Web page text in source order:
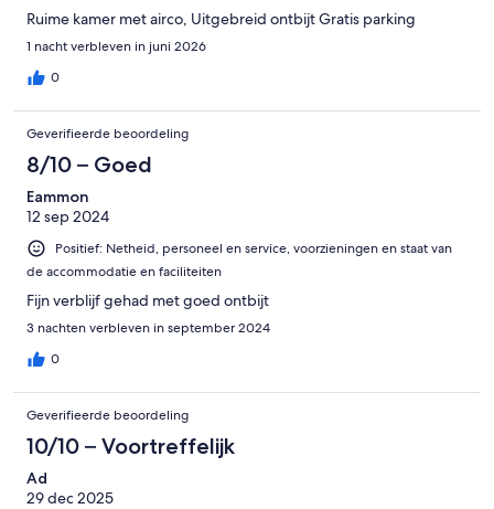
Ruime kamer met airco, Uitgebreid ontbijt Gratis parking
1 nacht verbleven in juni 2026
0
Geverifieerde beoordeling
8/10 – Goed
Eammon
12 sep 2024
Positief: Netheid, personeel en service, voorzieningen en staat van
de accommodatie en faciliteiten
Fijn verblijf gehad met goed ontbijt
3 nachten verbleven in september 2024
0
Geverifieerde beoordeling
10/10 – Voortreffelijk
Ad
29 dec 2025